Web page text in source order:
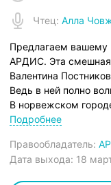
Чтец: Алла
Предлагаем вашему
АРДИС. Эта смешная,
Валентина
Ведь в ней полно
В норвежском
Мартин и Матильда.
печенюшек,
здоровее
Подробнее
Правообладатель:
Дата выхода: 18